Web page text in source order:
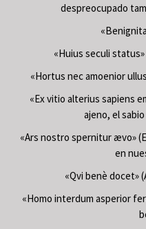
despreocupado
«Huius seculi
«Hortus nec amoenior
«Ex vitio alterius sapiens
ajeno, el
«Ars nostro spernitur ævo»
en
«Qvi benè docet»
«Homo interdum asperior